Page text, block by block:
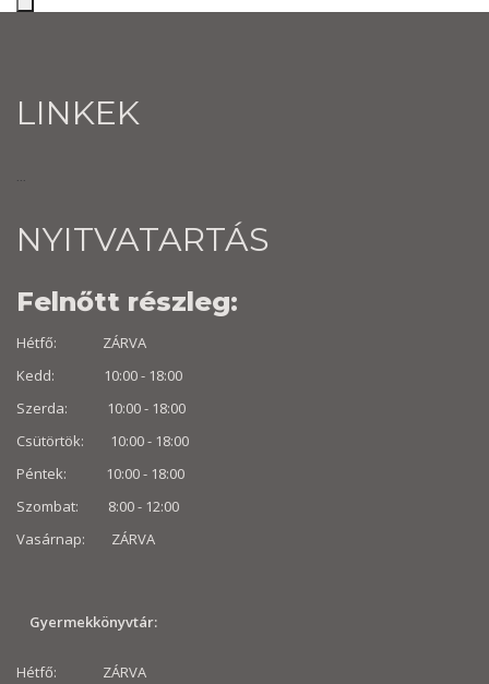
LINKEK
...
NYITVATARTÁS
Felnőtt részleg:
Hétfő: ZÁRVA
Kedd: 10:00 - 18:00
Szerda: 10:00 - 18:00
Csütörtök: 10:00 - 18:00
Péntek: 10:00 - 18:00
Szombat: 8:00 - 12:00
Vasárnap: ZÁRVA
Gyermekkönyvtár:
Hétfő: ZÁRVA